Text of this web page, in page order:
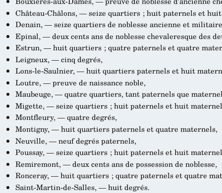
Château-Châlons, — seize quartiers ; huit paternels et
Denain, — seize quartiers de noblesse ancienne et
Epinal, — deux cents ans de noblesse chevaleresque des
Estrun, — huit quartiers ; quatre paternels et quatre
Leigneux, — cinq degrés,
Lons-le-Saulnier, — huit quartiers paternels et huit
Loutre, — preuve de naissance noble,
Maubeuge, — quatre quartiers, tant paternels que
Migette, — seize quartiers ; huit paternels et huit
Montfleury, — quatre degrés,
Montigny, — huit quartiers paternels et quatre maternels,
Neuville, — neuf degrés paternels,
Poussay, — seize quartiers ; huit paternels et huit
Remiremont, — deux cents ans de possession de noblesse,
Ronceray, — huit quartiers ; quatre paternels et quatre
Saint-Martin-de-Salles, — huit degrés.